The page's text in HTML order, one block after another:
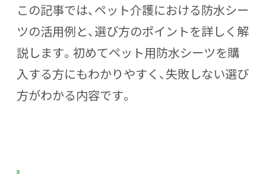
この記事では、 ペット介護における防水シー
ツの活用例と、 選び方のポイントを詳しく解
説します。初めてペット用防水シーツを購
入する方にもわかりやすく、失敗しない選び
方がわかる内容です。